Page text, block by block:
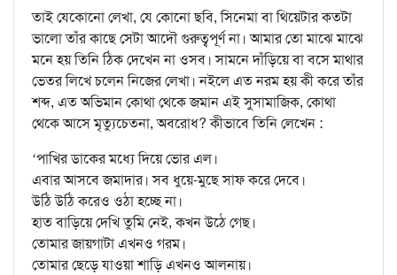
তাই যেকোনো লেখা, যে কোনো ছবি, সিনেমা বা থিয়েটার কতটা
ভালো তাঁর কাছে সেটা আদৌ গুরুত্বপূর্ণ না। আমার তো মাঝে মাঝে
মনে হয় তিনি ঠিক দেখেন না ওসব। সামনে দাঁড়িয়ে বা বসে মাথার
ভেতর লিখে চলেন নিজের লেখা। নইলে এত নরম হয় কী করে তাঁর
শব্দ, এত অভিমান কোথা থেকে জমান এই সুসামাজিক, কোথা
থেকে আসে মৃত্যুচেতনা, অবরোধ? কীভাবে তিনি লেখেন :
‘পাখির ডাকের মধ্যে দিয়ে ভোর এল।
এবার আসবে জমাদার। সব ধুয়ে-মুছে সাফ করে দেবে।
উঠি উঠি করেও ওঠা হচ্ছে না।
হাত বাড়িয়ে দেখি তুমি নেই, কখন উঠে গেছ।
তোমার জায়গাটা এখনও গরম।
তোমার ছেড়ে যাওয়া শাড়ি এখনও আলনায়।